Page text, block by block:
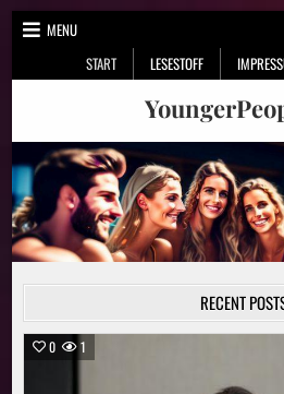
Skip
MENU
START
LESESTOFF
RECENT
0 1